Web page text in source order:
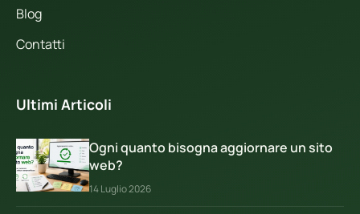
Blog
Contatti
Ultimi Articoli
Ogni quanto bisogna aggiornare un sito
web?
14 Luglio 2026